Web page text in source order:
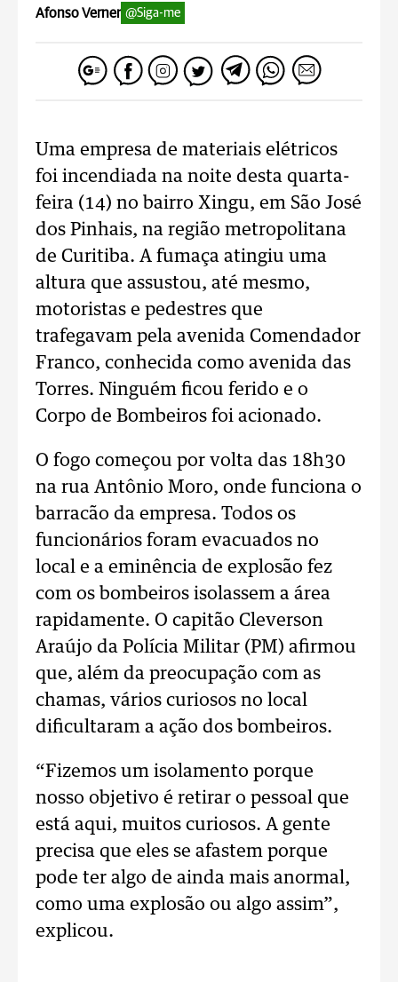
Afonso Verner @Siga-me
Uma empresa de materiais elétricos
foi incendiada na noite desta quarta-
feira (14) no bairro Xingu, em São José
dos Pinhais, na região metropolitana
de Curitiba. A fumaça atingiu uma
altura que assustou, até mesmo,
motoristas e pedestres que
trafegavam pela avenida Comendador
Franco, conhecida como avenida das
Torres. Ninguém ficou ferido e o
Corpo de Bombeiros foi acionado.
O fogo começou por volta das 18h30
na rua Antônio Moro, onde funciona o
barracão da empresa. Todos os
funcionários foram evacuados no
local e a eminência de explosão fez
com os bombeiros isolassem a área
rapidamente. O capitão Cleverson
Araújo da Polícia Militar (PM) afirmou
que, além da preocupação com as
chamas, vários curiosos no local
dificultaram a ação dos bombeiros.
“Fizemos um isolamento porque
nosso objetivo é retirar o pessoal que
está aqui, muitos curiosos. A gente
precisa que eles se afastem porque
pode ter algo de ainda mais anormal,
como uma explosão ou algo assim”,
explicou.